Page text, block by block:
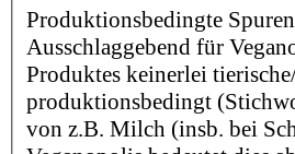
Produktionsbedingte
Ausschlaggebend für
Produktes keinerlei
produktionsbedingt
von z.B. Milch (insb. bei